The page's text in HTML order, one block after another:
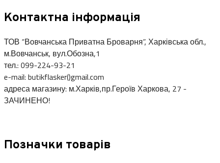
Контактна інформація
ТОВ “Вовчанська Приватна Броварня”, Харківська обл.,
м.Вовчанськ, вул.Обозна,1
тел.: 099-224-93-21
e-mail: butikflasker()gmail.com
адреса магазину: м.Харків,пр.Героїв Харкова, 27 -
ЗАЧИНЕНО!
Позначки товарів